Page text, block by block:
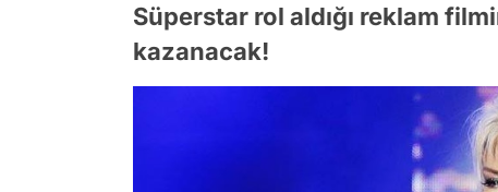
Süperstar rol aldığı reklam
kazanacak!